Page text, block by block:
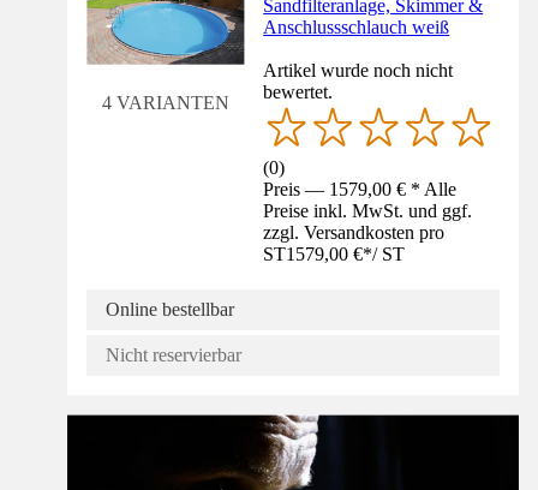
4 VARIANTEN
Sandfilteranlage, Skimmer &
Anschlussschlauch weiß
Artikel wurde noch nicht
bewertet.
(0)
Preis — 1579,00 € * Alle
Preise inkl. MwSt. und ggf.
zzgl. Versandkosten pro
ST1579,00 €*/ ST
Online bestellbar
Nicht reservierbar